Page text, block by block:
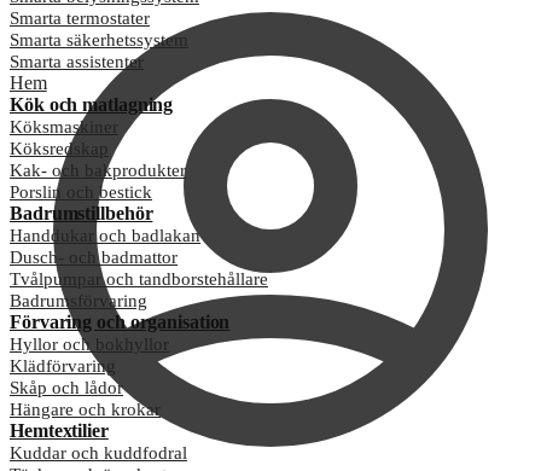
Smarta termostater
Smarta säkerhetssystem
Smarta assistenter
Hem
Kök och matlagning
Köksmaskiner
Köksredskap
Kak- och bakprodukter
Porslin och bestick
Badrumstillbehör
Handdukar och badlakan
Dusch- och badmattor
Tvålpumpar och tandborstehållare
Badrumsförvaring
Förvaring och organisation
Hyllor och bokhyllor
Klädförvaring
Skåp och lådor
Hängare och krokar
Hemtextilier
Kuddar och kuddfodral